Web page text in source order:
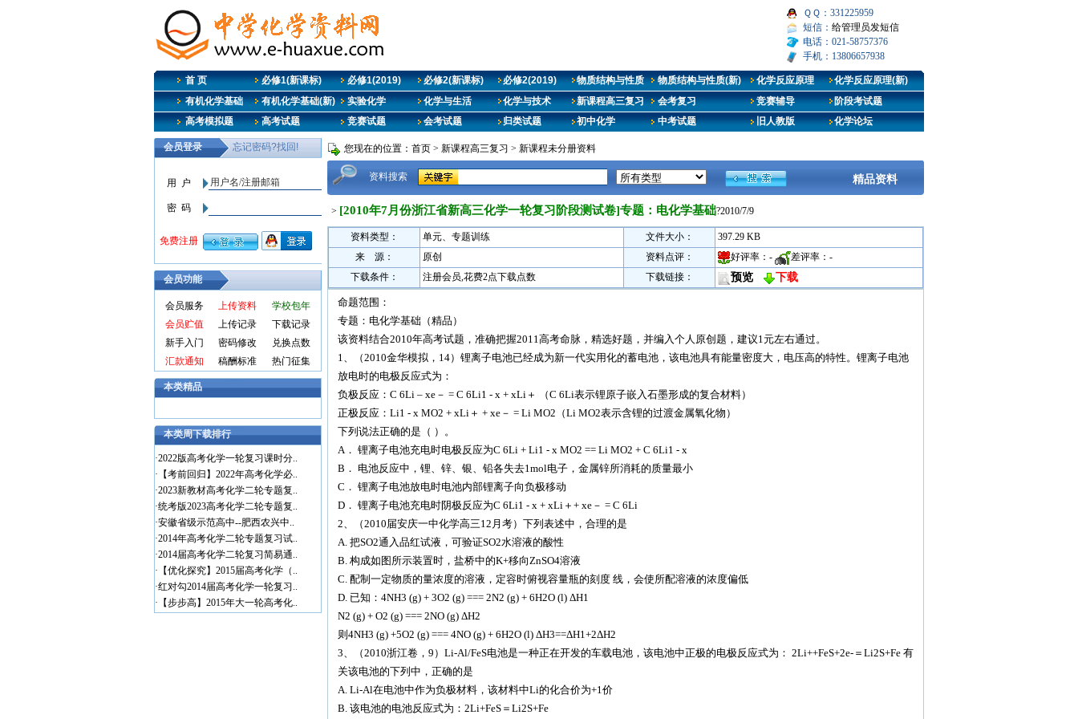
ＱＱ：331225959
短信： 给管理员发短信
电话：021-58757376
手机：13806657938
首 页 必修1(新课标) 必修1(2019) 必修2(新课标) 必修2(2019) 物质结构与性质 物质结构与性质(新) 化学反应原理
化学反应原理(新)
有机化学基础
有机化学基础(新) 实验化学 化学与生活 化学与技术 新课程高三复习 会考复习 竞赛辅导
阶段考试题
高考模拟题
高考试题 竞赛试题 会考试题 归类试题 初中化学 中考试题 旧人教版 化学论坛
会员功能
会员服务 上传资料
学校包年
会员贮值
上传记录
下载记录
新手入门
密码修改
兑换点数
汇款通知
稿酬标准 热门征集
本类精品
本类周下载排行
·2022版高考化学一轮复习课时分..
· 【考前回归】2022年高考化学必..
·2023新教材高考化学二轮专题复..
·统考版2023高考化学二轮专题复..
·安徽省级示范高中--肥西农兴中..
·2014年高考化学二轮专题复习试..
·2014届高考化学二轮复习简易通..
· 【优化探究】2015届高考化学（..
·红对勾2014届高考化学一轮复习..
· 【步步高】2015年大一轮高考化..
您现在的位置： 首页 > 新课程高三复习 > 新课程未分册资料
资料搜索 精品资料
> [2010年7月份浙江省新高三化学一轮复习阶段测试卷]专题：电化学基础?2010/7/9
资料类型： 单元、专题训练 文件大小：
397.29 KB
来 源：
原创 资料点评： 好评率： - 差评率： -
下载条件：
注册会员,花费2点下载点数 下载链接： 预览 下载
命题范围：
专题：电化学基础（精品）
该资料结合2010年高考试题，准确把握2011高考命脉，精选好题，并编入个人原创题，建议1元左右通过。
1、（2010金华模拟，14）锂离子电池已经成为新一代实用化的蓄电池，该电池具有能量密度大，电压高的特性。锂离子电池
放电时的电极反应式为：
负极反应：C 6Li – xe－ = C 6Li1 - x + xLi＋ （C 6Li表示锂原子嵌入石墨形成的复合材料）
正极反应：Li1 - x MO2 + xLi＋ + xe－ = Li MO2（Li MO2表示含锂的过渡金属氧化物）
下列说法正确的是（ ）。
A． 锂离子电池充电时电极反应为C 6Li + Li1 - x MO2 == Li MO2 + C 6Li1 - x
B． 电池反应中，锂、锌、银、铅各失去1mol电子，金属锌所消耗的质量最小
C． 锂离子电池放电时电池内部锂离子向负极移动
D． 锂离子电池充电时阴极反应为C 6Li1 - x + xLi＋+ xe－ = C 6Li
2、（2010届安庆一中化学高三12月考）下列表述中，合理的是
A. 把SO2通入品红试液，可验证SO2水溶液的酸性
B. 构成如图所示装置时，盐桥中的K+移向ZnSO4溶液
C. 配制一定物质的量浓度的溶液，定容时俯视容量瓶的刻度 线，会使所配溶液的浓度偏低
D. 已知：4NH3 (g) + 3O2 (g) === 2N2 (g) + 6H2O (l) ΔH1
N2 (g) + O2 (g) === 2NO (g) ΔH2
则4NH3 (g) +5O2 (g) === 4NO (g) + 6H2O (l) ΔH3==ΔH1+2ΔH2
3、（2010浙江卷，9）Li-Al/FeS电池是一种正在开发的车载电池，该电池中正极的电极反应式为： 2Li++FeS+2e-＝Li2S+Fe 有
关该电池的下列中，正确的是
A. Li-Al在电池中作为负极材料，该材料中Li的化合价为+1价
B. 该电池的电池反应式为：2Li+FeS＝Li2S+Fe